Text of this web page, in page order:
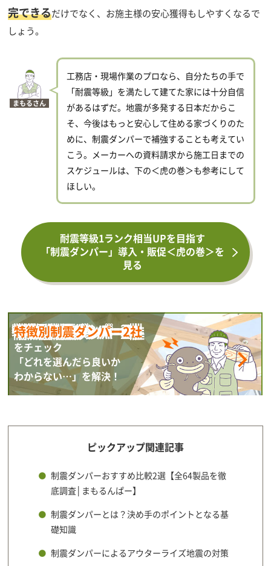
完できるだけでなく、お施主様の安心獲得もしやすくなるで
しょう。
まもるさん
工務店・現場作業のプロなら、自分たちの手で
「耐震等級」を満たして建てた家には十分自信
があるはずだ。地震が多発する日本だからこ
そ、今後はもっと安心して住める家づくりのた
めに、制震ダンパーで補強することも考えてい
こう。メーカーへの資料請求から施工日までの
スケジュールは、下の＜虎の巻＞も参考にして
ほしい。
耐震等級1ランク相当UPを目指す
「制震ダンパー」導入・販促＜虎の巻＞を
見る
特徴別制震ダンパー2社
をチェック
「どれを選んだら良いか
わからない…」を解決！
ピックアップ関連記事
制震ダンパーおすすめ比較2選【全64製品を徹
底調査│まもるんぱー】
制震ダンパーとは？決め手のポイントとなる基
礎知識
制震ダンパーによるアウターライズ地震の対策